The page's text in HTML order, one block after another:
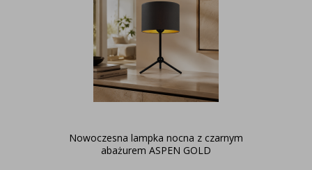
Nowoczesna lampka nocna z czarnym
abażurem ASPEN GOLD